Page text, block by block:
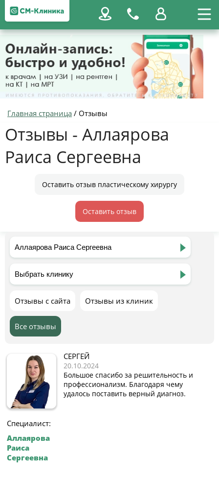
Главная страница / Отзывы
Отзывы - Аллаярова
Раиса Сергеевна
Оставить отзыв пластическому хирургу
Оставить отзыв
Отзывы с сайта Отзывы из клиник
Все отзывы
Специалист:
Аллаярова
Раиса
Сергеевна
СЕРГЕЙ
20.10.2024
Большое спасибо за решительность и
профессионализм. Благодаря чему
удалось поставить верный диагноз.